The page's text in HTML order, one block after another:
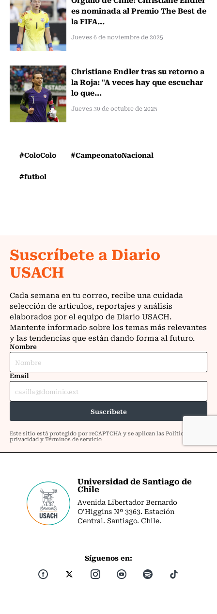
es nominada al Premio The Best de
la FIFA...
Jueves 6 de noviembre de 2025
Christiane Endler tras su retorno a
la Roja: "A veces hay que escuchar
lo que...
Jueves 30 de octubre de 2025
#ColoColo
#CampeonatoNacional
#futbol
Universidad de Santiago de
Chile
Avenida Libertador Bernardo
O’Higgins Nº 3363. Estación
Central. Santiago. Chile.
Síguenos en: